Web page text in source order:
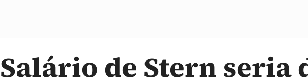
Salário de Stern seria